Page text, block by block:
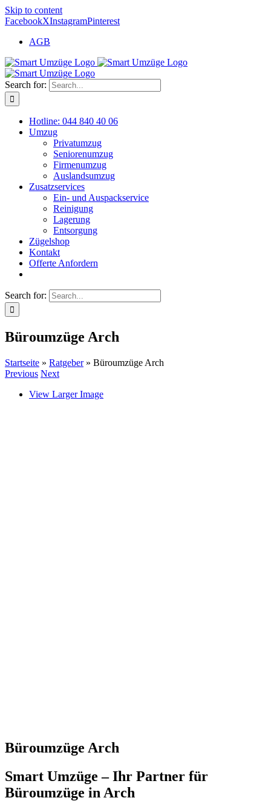
Skip to content
FacebookXInstagramPinterest
AGB
Search for:
Hotline: 044 840 40 06
Umzug
Privatumzug
Seniorenumzug
Firmenumzug
Auslandsumzug
Zusatzservices
Ein- und Auspackservice
Reinigung
Lagerung
Entsorgung
Zügelshop
Kontakt
Offerte Anfordern
Search for:
Büroumzüge Arch
Startseite » Ratgeber» Büroumzüge Arch
Previous Next
View Larger Image
Büroumzüge Arch
Smart Umzüge – Ihr Partner für
Büroumzüge in Arch